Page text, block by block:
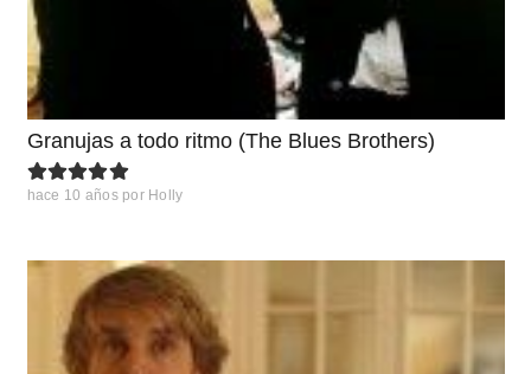
Granujas a todo ritmo (The Blues Brothers)
hace 10 años por Holly